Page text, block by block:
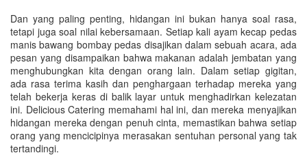
Dan yang paling penting, hidangan ini bukan hanya soal rasa,
tetapi juga soal nilai kebersamaan. Setiap kali ayam kecap pedas
manis bawang bombay pedas disajikan dalam sebuah acara, ada
pesan yang disampaikan bahwa makanan adalah jembatan yang
menghubungkan kita dengan orang lain. Dalam setiap gigitan,
ada rasa terima kasih dan penghargaan terhadap mereka yang
telah bekerja keras di balik layar untuk menghadirkan kelezatan
ini. Delicious Catering memahami hal ini, dan mereka menyajikan
hidangan mereka dengan penuh cinta, memastikan bahwa setiap
orang yang mencicipinya merasakan sentuhan personal yang tak
tertandingi.